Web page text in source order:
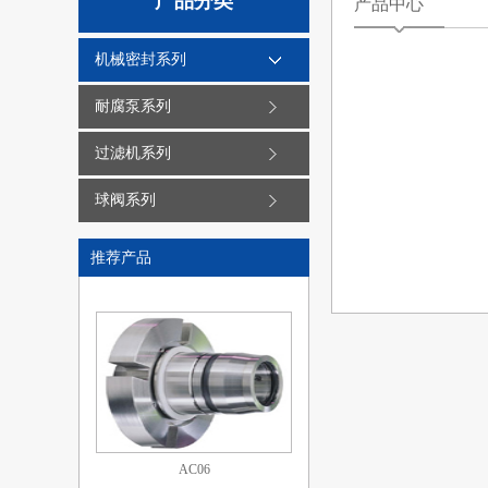
机械密封系列
耐腐泵系列
过滤机系列
球阀系列
推荐产品
AC04
AC06
产品中心